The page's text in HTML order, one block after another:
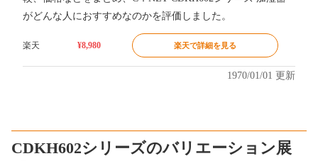
がどんな人におすすめなのかを評価しました。
楽天 ¥8,980 楽天で詳細を見る
1970/01/01 更新
CDKH602シリーズのバリエーション展